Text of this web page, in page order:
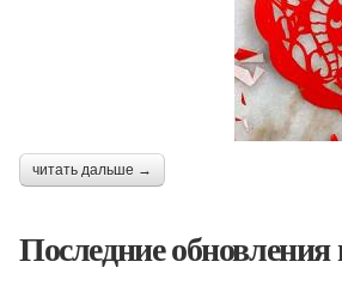
читать дальше →
Последние обновления